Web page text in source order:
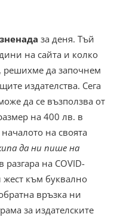
за деня. Тъй
на сайта и колко
решихме да започнем
издателства. Сега
да се възползва от
на 400 лв. в
на своята
да ни пише на
разгара на COVID-
към буквално
връзка ни
за издателските